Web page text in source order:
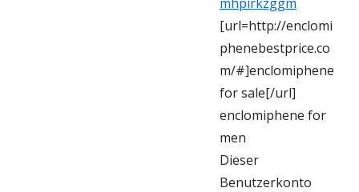
[url=http://enclomi
phenebestprice.co
m/#]enclomiphene
for sale[/url]
enclomiphene for
men
Dieser
Benutzerkonto